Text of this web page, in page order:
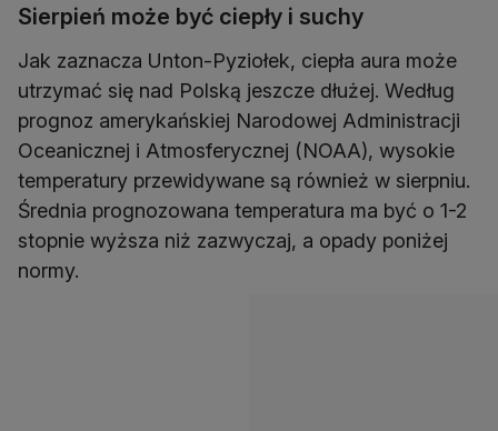
Sierpień może być ciepły i suchy
Jak zaznacza Unton-Pyziołek, ciepła aura może
utrzymać się nad Polską jeszcze dłużej. Według
prognoz amerykańskiej Narodowej Administracji
Oceanicznej i Atmosferycznej (NOAA), wysokie
temperatury przewidywane są również w sierpniu.
Średnia prognozowana temperatura ma być o 1-2
stopnie wyższa niż zazwyczaj, a opady poniżej
normy.